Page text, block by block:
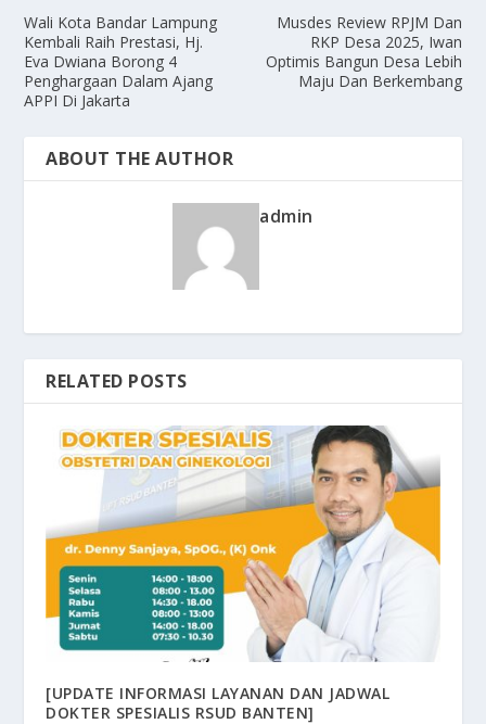
Wali Kota Bandar Lampung
Kembali Raih Prestasi, Hj.
Eva Dwiana Borong 4
Penghargaan Dalam Ajang
APPI Di Jakarta
Musdes Review RPJM Dan
RKP Desa 2025, Iwan
Optimis Bangun Desa Lebih
Maju Dan Berkembang
ABOUT THE AUTHOR
admin
RELATED POSTS
[UPDATE INFORMASI LAYANAN DAN JADWAL
DOKTER SPESIALIS RSUD BANTEN]